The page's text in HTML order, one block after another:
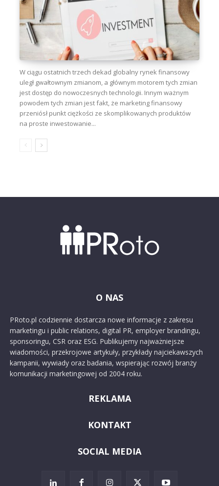
W ciągu ostatnich trzech dekad globalny rynek finansowy
uległ gwałtownym zmianom, a głównym motorem tych zmian
jest dostęp do nowoczesnych technologii. Innym ważnym
powodem tych zmian jest fakt, że marketing finansowy
przeniósł punkt ciężkości ze skomplikowanych produktów
na proste inwestowanie...
O NAS
PRoto.pl codziennie dostarcza nowe informacje z zakresu
marketingu i public relations, digital PR, employer brandingu,
sponsoringu, CSR oraz ESG. Publikujemy najważniejsze
wiadomości, przekrojowe artykuły, przykłady najciekawszych
kampanii, wywiady oraz badania, wspierając rozwój branży
komunikacji marketingowej od 2004 roku.
REKLAMA
KONTAKT
SOCIAL MEDIA